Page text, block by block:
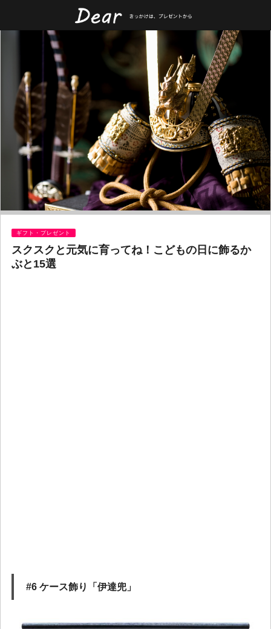
ギフト・プレゼント
スクスクと元気に育ってね！こどもの日に飾るか
ぶと15選
#6 ケース飾り「伊達兜」